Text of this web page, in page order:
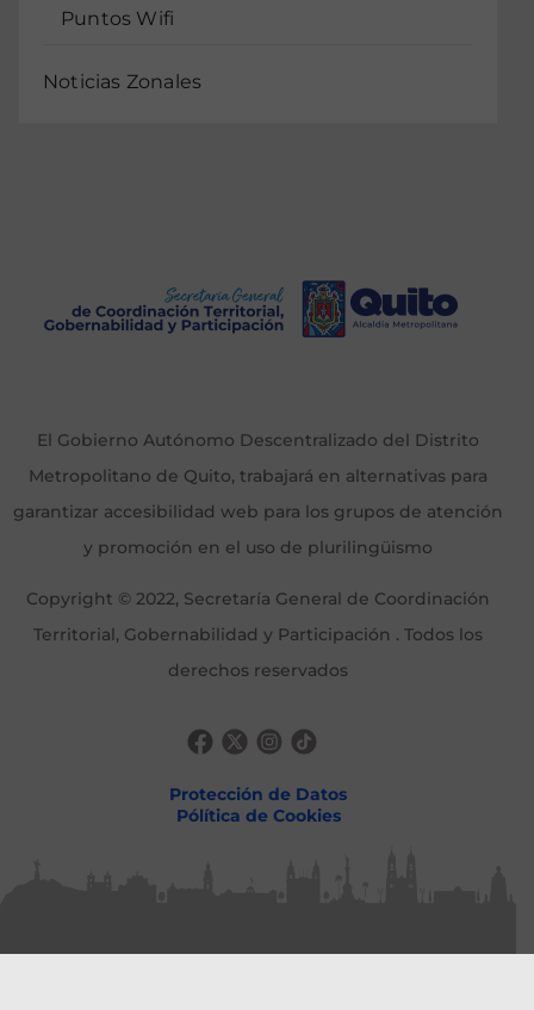
Puntos Wifi
Noticias Zonales
El Gobierno Autónomo Descentralizado del Distrito
Metropolitano de Quito, trabajará en alternativas para
garantizar accesibilidad web para los grupos de atención
y promoción en el uso de plurilingüismo
Copyright © 2022, Secretaría General de Coordinación
Territorial, Gobernabilidad y Participación . Todos los
derechos reservados
Protección de Datos
Pólítica de Cookies